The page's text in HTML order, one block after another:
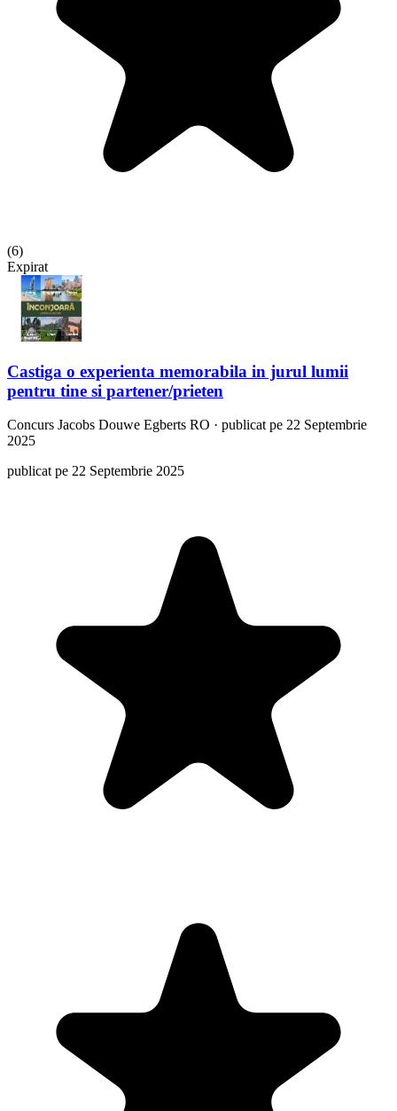
(6)
Expirat
Castiga o experienta memorabila in jurul lumii
pentru tine si partener/prieten
Concurs Jacobs Douwe Egberts RO · publicat pe 22 Septembrie
2025
publicat pe 22 Septembrie 2025